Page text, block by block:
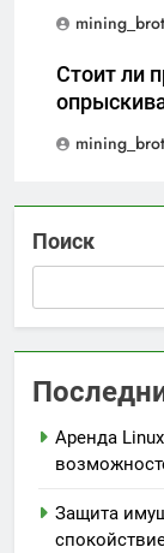
Стоит ли
Поиск
Аренда
Защита